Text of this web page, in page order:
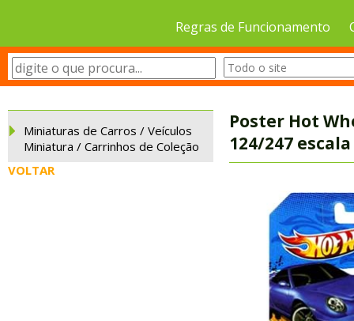
Regras de Funcionamento
Miniaturas de Carros / Veículos
Miniatura / Carrinhos de Coleção
VOLTAR
Poster Hot
124/247